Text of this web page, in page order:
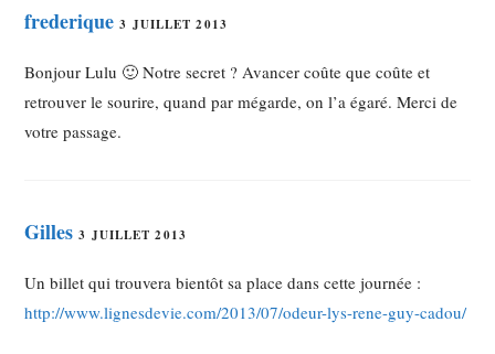
frederique 3 JUILLET 2013
Bonjour Lulu 🙂 Notre secret ? Avancer coûte que coûte et
retrouver le sourire, quand par mégarde, on l’a égaré. Merci de
votre passage.
Gilles 3 JUILLET 2013
Un billet qui trouvera bientôt sa place dans cette journée :
http://www.lignesdevie.com/2013/07/odeur-lys-rene-guy-cadou/